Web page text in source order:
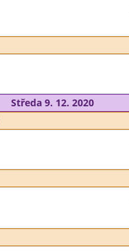
Středa 9. 12. 2020